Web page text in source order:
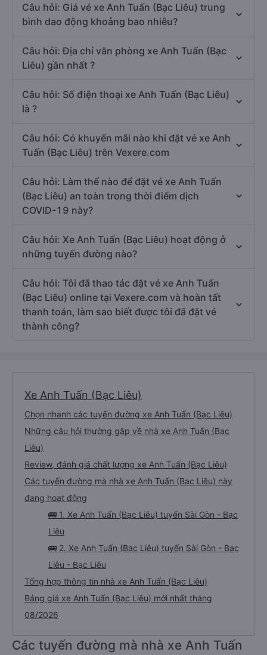
Câu hỏi: Giá vé xe Anh Tuấn (Bạc Liêu) trung
bình dao động khoảng bao nhiêu?
Câu hỏi: Địa chỉ văn phòng xe Anh Tuấn (Bạc
Liêu) gần nhất ?
Câu hỏi: Số điện thoại xe Anh Tuấn (Bạc Liêu)
là ?
Câu hỏi: Có khuyến mãi nào khi đặt vé xe Anh
Tuấn (Bạc Liêu) trên Vexere.com
Câu hỏi: Làm thế nào để đặt vé xe Anh Tuấn
(Bạc Liêu) an toàn trong thời điểm dịch
COVID-19 này?
Câu hỏi: Xe Anh Tuấn (Bạc Liêu) hoạt động ở
những tuyến đường nào?
Câu hỏi: Tôi đã thao tác đặt vé xe Anh Tuấn
(Bạc Liêu) online tại Vexere.com và hoàn tất
thanh toán, làm sao biết được tôi đã đặt vé
thành công?
Xe Anh Tuấn (Bạc Liêu)
Chọn nhanh các tuyến đường xe Anh Tuấn (Bạc Liêu)
Những câu hỏi thường gặp về nhà xe Anh Tuấn (Bạc
Liêu)
Review, đánh giá chất lượng xe Anh Tuấn (Bạc Liêu)
Các tuyến đường mà nhà xe Anh Tuấn (Bạc Liêu) này
đang hoạt động
🚌 1. Xe Anh Tuấn (Bạc Liêu) tuyến Sài Gòn - Bạc
Liêu
🚌 2. Xe Anh Tuấn (Bạc Liêu) tuyến Sài Gòn - Bạc
Liêu - Bạc Liêu
Tổng hợp thông tin nhà xe Anh Tuấn (Bạc Liêu)
Bảng giá xe Anh Tuấn (Bạc Liêu) mới nhất tháng
08/2026
Các tuyến đường mà nhà xe Anh Tuấn